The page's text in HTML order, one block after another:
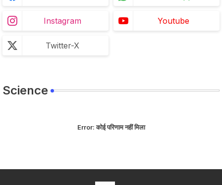
Instagram Youtube
Twitter-X
Science
Error:कोई परिणाम नहीं मिला